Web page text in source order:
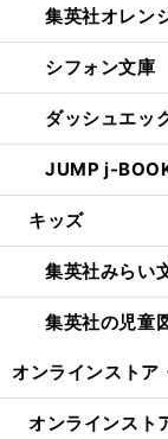
集英社オレン
シフォン文庫
ダッシュエッ
JUMP j-
キッズ
集英社みらい
集英社の児童
オンラインストア
オンラインスト